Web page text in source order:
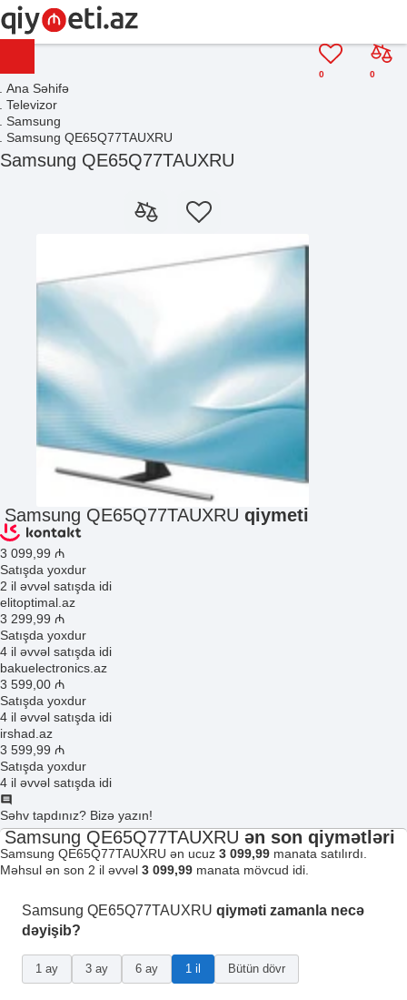
0
0
Ana Səhifə
Televizor
Samsung
Samsung QE65Q77TAUXRU
Samsung QE65Q77TAUXRU
Samsung QE65Q77TAUXRU qiymeti
3 099 ,99 ₼
Satışda yoxdur
2 il əvvəl satışda idi
elitoptimal.az
3 299 ,99 ₼
Satışda yoxdur
4 il əvvəl satışda idi
bakuelectronics.az
3 599 ,00 ₼
Satışda yoxdur
4 il əvvəl satışda idi
irshad.az
3 599 ,99 ₼
Satışda yoxdur
4 il əvvəl satışda idi
Səhv tapdınız? Bizə yazın!
Samsung QE65Q77TAUXRU ən son qiymətləri
Samsung QE65Q77TAUXRU ən ucuz 3 099,99 manata satılırdı.
Məhsul ən son 2 il əvvəl 3 099,99 manata mövcud idi.
Samsung QE65Q77TAUXRU qiyməti zamanla necə
dəyişib?
1 ay 3 ay 6 ay 1 il Bütün dövr